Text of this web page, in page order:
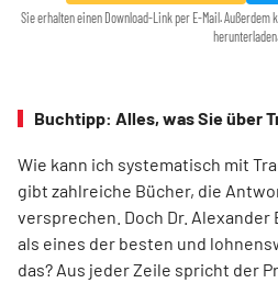
Sie erhalten einen Download-Link per E-Mail. Außerdem
herunterladen.
Buchtipp: Alles, was Sie über
Wie kann ich systematisch mit
gibt zahlreiche Bücher, die
versprechen. Doch Dr. Alexander
als eines der besten und
das? Aus jeder Zeile spricht der